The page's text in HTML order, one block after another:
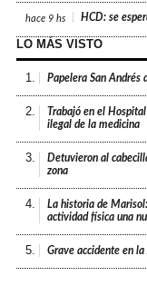
hace 9 hs HCD: se
LO MÁS VISTO
1. Papelera San Andrés
2.
Trabajó en el
ilegal de la medicina
3.
Detuvieron al
zona
4.
La historia de
actividad física una
5. Grave accidente en